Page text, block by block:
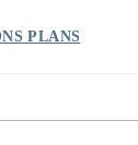
PLANS